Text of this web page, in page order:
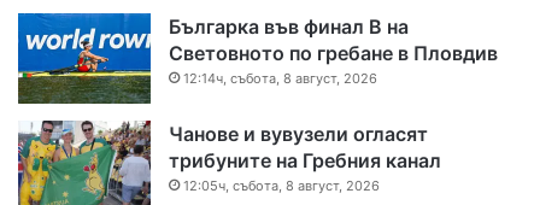
Българка във финал B на
Световното по гребане в Пловдив
12:14ч, събота, 8 август, 2026
Чанове и вувузели огласят
трибуните на Гребния канал
12:05ч, събота, 8 август, 2026